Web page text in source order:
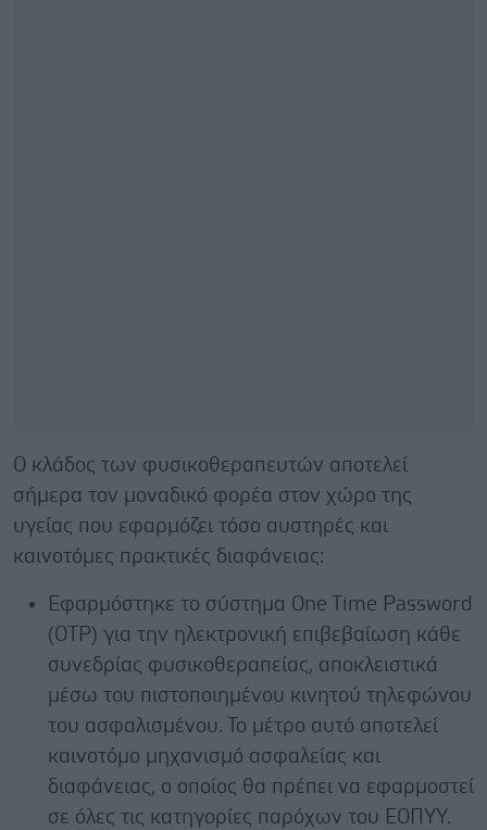
Ο κλάδος των φυσικοθεραπευτών αποτελεί
σήμερα τον μοναδικό φορέα στον χώρο της
υγείας που εφαρμόζει τόσο αυστηρές και
καινοτόμες πρακτικές διαφάνειας:
Εφαρμόστηκε το σύστημα One Time Password
(OTP) για την ηλεκτρονική επιβεβαίωση κάθε
συνεδρίας φυσικοθεραπείας, αποκλειστικά
μέσω του πιστοποιημένου κινητού τηλεφώνου
του ασφαλισμένου. Το μέτρο αυτό αποτελεί
καινοτόμο μηχανισμό ασφαλείας και
διαφάνειας, ο οποίος θα πρέπει να εφαρμοστεί
σε όλες τις κατηγορίες παρόχων του ΕΟΠΥΥ.